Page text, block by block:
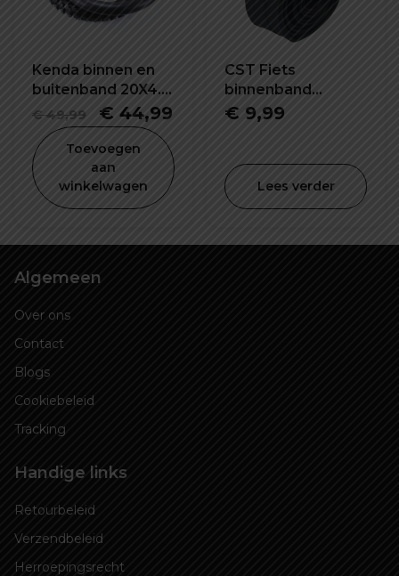
Kenda binnen en
buitenband 20X4.0
inch
€49,99
Oorspronkelijke
was:
€ 49,99.
€ 44,99 Huidige
is:
€ 44,99.
Toevoegen
aan
winkelwagen
CST Fiets
binnenband
26X2.2/2.5 inch SV-
€ 9,99
Lees verder
Algemeen
Over ons
Contact
Blogs
Cookiebeleid
Tracking
Handige links
Retourbeleid
Verzendbeleid
Herroepingsrecht